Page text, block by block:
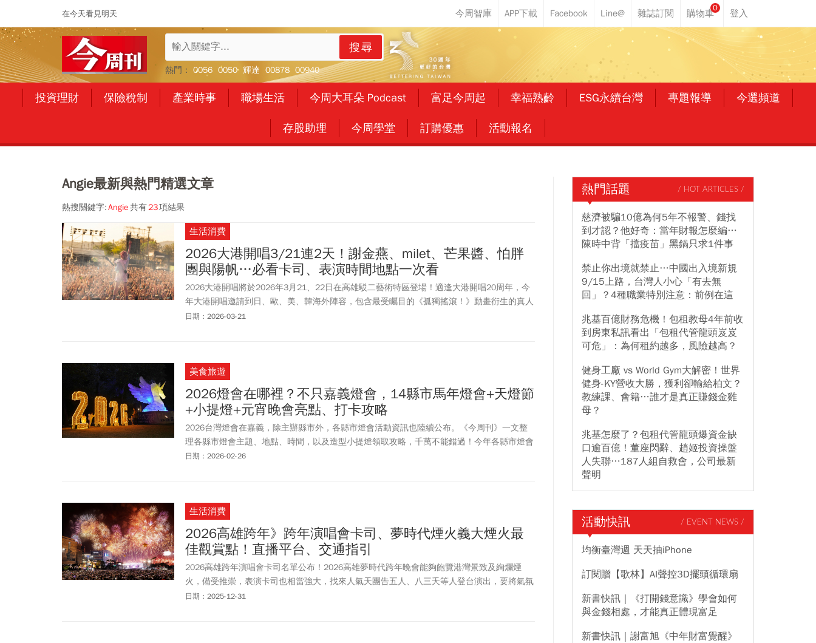
在今天看見明天
0
搜尋
熱門： 0056 0050 輝達 00878 00940
投資理財 保險稅制 產業時事 職場生活 今周大耳朵 Podcast 富足今周起 幸福熟齡 ESG永續台灣 專題報導 今選頻道
存股助理 今周學堂 訂購優惠 活動報名
Angie最新與熱門精選文章
熱搜關鍵字:Angie共有23項結果
生活消費
2026大港開唱3/21連2天！謝金燕、milet、芒果醬、怕胖
團與陽帆…必看卡司、表演時間地點一次看
2026大港開唱將於2026年3月21、22日在高雄駁二藝術特區登場！適逢大港開唱20周年，今
年大港開唱邀請到日、歐、美、韓海外陣容，包含最受矚目的《孤獨搖滾！》動畫衍生的真人
團體「團結 Band」、芬蘭電音奇才Käärijä，以及台灣電音天后謝金燕、日本實力派創作歌手
司陣容、演出資訊、表演時間表、直播與轉播平台、交管措施、活動Q&A一次看。
日期：2026-03-21
美食旅遊
2026燈會在哪裡？不只嘉義燈會，14縣市馬年燈會+天燈節
+小提燈+元宵晚會亮點、打卡攻略
2026台灣燈會在嘉義，除主辦縣市外，各縣市燈會活動資訊也陸續公布。《今周刊》一文整
理各縣市燈會主題、地點、時間，以及造型小提燈領取攻略，千萬不能錯過！今年各縣市燈會
主題百花齊放，紛紛祭出高人氣IP吸引人潮。台北燈節花博展區以《變形金剛》為主題，西門
日期：2026-02-26
生活消費
2026高雄跨年》跨年演唱會卡司、夢時代煙火義大煙火最
佳觀賞點！直播平台、交通指引
2026高雄跨年演唱會卡司名單公布！2026高雄夢時代跨年晚會能夠飽覽港灣景致及絢爛煙
火，備受推崇，表演卡司也相當強大，找來人氣天團告五人、八三夭等人登台演出，要將氣氛
拉至最高點。義大世界今年也沒缺席高雄跨年盛會，將施放長達999秒的煙火大秀，更將秀出
日期：2025-12-31
熱門話題 / HOT ARTICLES /
慈濟被騙10億為何5年不報警、錢找
到才認？他好奇：當年財報怎麼編…
陳時中背「擋疫苗」黑鍋只求1件事
禁止你出境就禁止…中國出入境新規
9/15上路，台灣人小心「有去無
回」？4種職業特別注意：前例在這
兆基百億財務危機！包租教母4年前收
到房東私訊看出「包租代管龍頭岌岌
可危」：為何租約越多，風險越高？
健身工廠 vs World Gym大解密！世界
健身-KY營收大勝，獲利卻輸給柏文？
教練課、會籍…誰才是真正賺錢金雞
母？
兆基怎麼了？包租代管龍頭爆資金缺
口逾百億！董座閃辭、趙姬投資操盤
人失聯…187人組自救會，公司最新
聲明
活動快訊 / EVENT NEWS /
均衡臺灣週 天天抽iPhone
訂閱贈【歌林】AI聲控3D擺頭循環扇
新書快訊｜《打開錢意識》學會如何
與金錢相處，才能真正體現富足
新書快訊｜謝富旭《中年財富覺醒》